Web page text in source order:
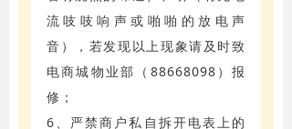
流吱吱响声或啪啪的放电声
音），若发现以上现象请及时致
电商城物业部（88668098）报
修；
6、严禁商户私自拆开电表上的